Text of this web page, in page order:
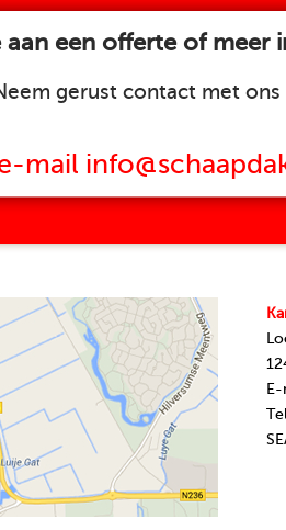
aan een offerte of meer
gerust contact met ons